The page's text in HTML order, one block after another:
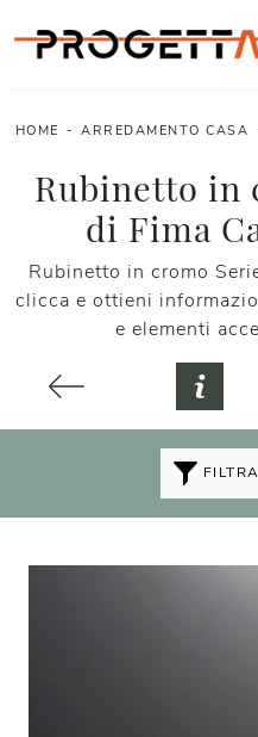
HOME - ARREDAMENTO CASA
Rubinetto in
di Fima
Rubinetto in cromo
clicca e ottieni
e elementi